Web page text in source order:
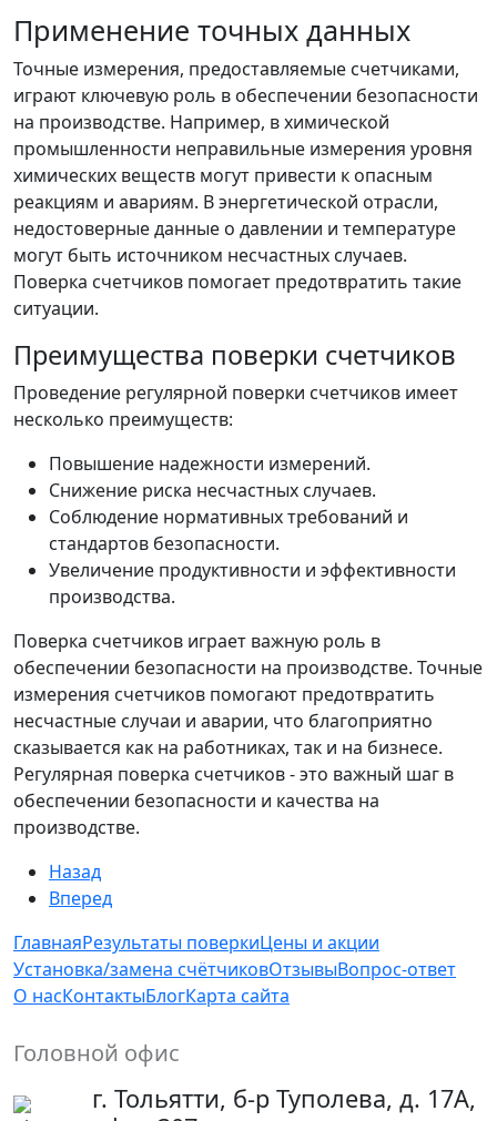
Применение точных данных
Точные измерения, предоставляемые счетчиками,
играют ключевую роль в обеспечении безопасности
на производстве. Например, в химической
промышленности неправильные измерения уровня
химических веществ могут привести к опасным
реакциям и авариям. В энергетической отрасли,
недостоверные данные о давлении и температуре
могут быть источником несчастных случаев.
Поверка счетчиков помогает предотвратить такие
ситуации.
Преимущества поверки счетчиков
Проведение регулярной поверки счетчиков имеет
несколько преимуществ:
Повышение надежности измерений.
Снижение риска несчастных случаев.
Соблюдение нормативных требований и
стандартов безопасности.
Увеличение продуктивности и эффективности
производства.
Поверка счетчиков играет важную роль в
обеспечении безопасности на производстве. Точные
измерения счетчиков помогают предотвратить
несчастные случаи и аварии, что благоприятно
сказывается как на работниках, так и на бизнесе.
Регулярная поверка счетчиков - это важный шаг в
обеспечении безопасности и качества на
производстве.
Назад
Вперед
ГлавнаяРезультаты поверкиЦены и акции
Установка/замена счётчиковОтзывыВопрос-ответ
О насКонтактыБлогКарта сайта
Головной офис
г. Тольятти, б-р Туполева, д. 17А,